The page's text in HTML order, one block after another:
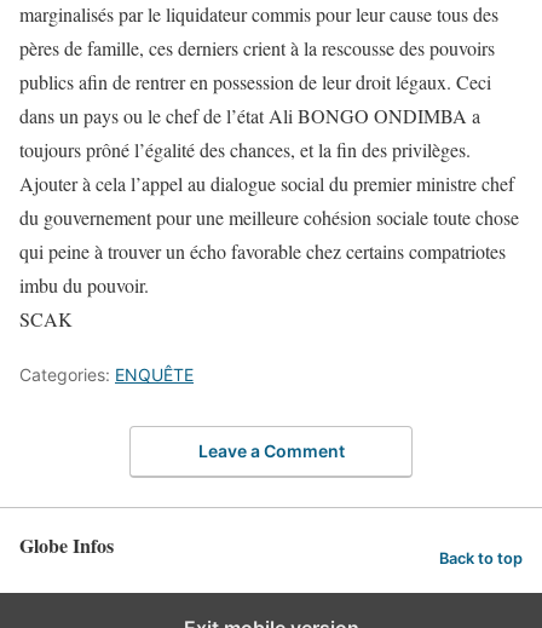
marginalisés par le liquidateur commis pour leur cause tous des
pères de famille, ces derniers crient à la rescousse des pouvoirs
publics afin de rentrer en possession de leur droit légaux. Ceci
dans un pays ou le chef de l’état Ali BONGO ONDIMBA a
toujours prôné l’égalité des chances, et la fin des privilèges.
Ajouter à cela l’appel au dialogue social du premier ministre chef
du gouvernement pour une meilleure cohésion sociale toute chose
qui peine à trouver un écho favorable chez certains compatriotes
imbu du pouvoir.
SCAK
Categories: ENQUÊTE
Leave a Comment
Globe Infos Back to top